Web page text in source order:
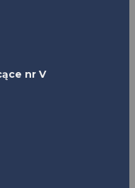
nr V